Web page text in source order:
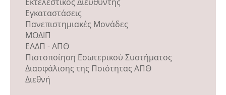
Εγκαταστάσεις
Πανεπιστημιακές Μονάδες
ΜΟΔΙΠ
ΕΑΔΠ - ΑΠΘ
Πιστοποίηση Εσωτερικού Συστήματος
Διασφάλισης της Ποιότητας ΑΠΘ
Διεθνή